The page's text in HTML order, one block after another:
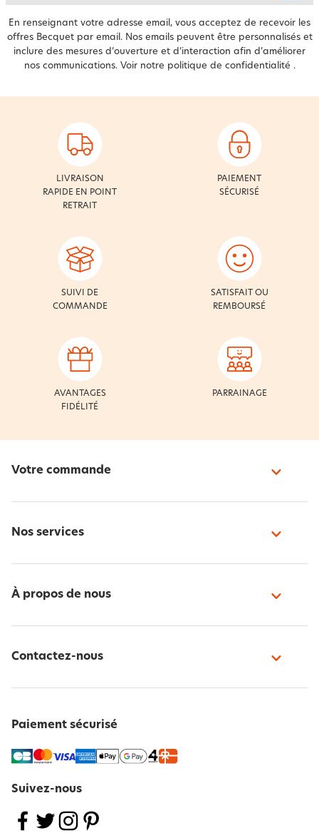
En renseignant votre adresse email, vous acceptez de recevoir les
offres Becquet par email. Nos emails peuvent être personnalisés et
inclure des mesures d’ouverture et d’interaction afin d’améliorer
nos communications. Voir notre politique de confidentialité .
LIVRAISON
RAPIDE EN POINT
RETRAIT
PAIEMENT
SÉCURISÉ
SUIVI DE
COMMANDE
SATISFAIT OU
REMBOURSÉ
AVANTAGES
FIDÉLITÉ
PARRAINAGE
Votre commande
Nos services
À propos de nous
Contactez-nous
Paiement sécurisé
Suivez-nous